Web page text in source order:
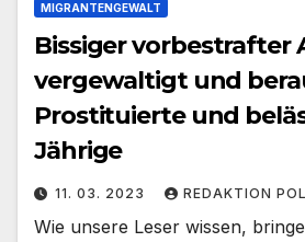
MIGRANTENGEWALT
Bissiger vorbestrafter
vergewaltigt und
Prostituierte und
Jährige
11. 03. 2023 REDAKTION
Wie unsere Leser wissen,